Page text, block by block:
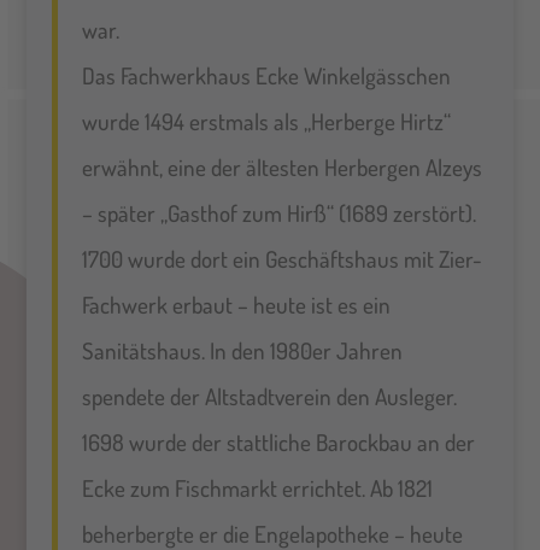
war.
Das Fachwerkhaus Ecke Winkelgässchen
wurde 1494 erstmals als „Herberge Hirtz“
erwähnt, eine der ältesten Herbergen Alzeys
– später „Gasthof zum Hirß“ (1689 zerstört).
1700 wurde dort ein Geschäftshaus mit Zier-
Fachwerk erbaut – heute ist es ein
Sanitätshaus. In den 1980er Jahren
spendete der Altstadtverein den Ausleger.
1698 wurde der stattliche Barockbau an der
Ecke zum Fischmarkt errichtet. Ab 1821
beherbergte er die Engelapotheke – heute